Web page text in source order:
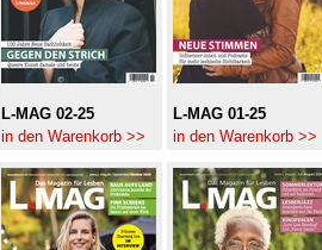
L-MAG 02-25
in den Warenkorb >>
L-MAG 01-25
in den Warenkorb >>